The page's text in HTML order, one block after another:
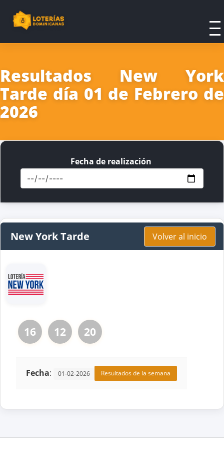
Resultados New York
Tarde día 01 de Febrero de
2026
Fecha de realización
New York Tarde Volver al inicio
16 12 20
Fecha: 01-02-2026 Resultados de la semana